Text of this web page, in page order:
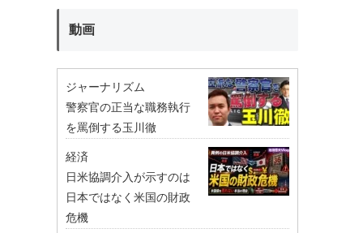
動画
ジャーナリズム
警察官の正当な職務執行
を罵倒する玉川徹
経済
日米協調介入が示すのは
日本ではなく米国の財政
危機